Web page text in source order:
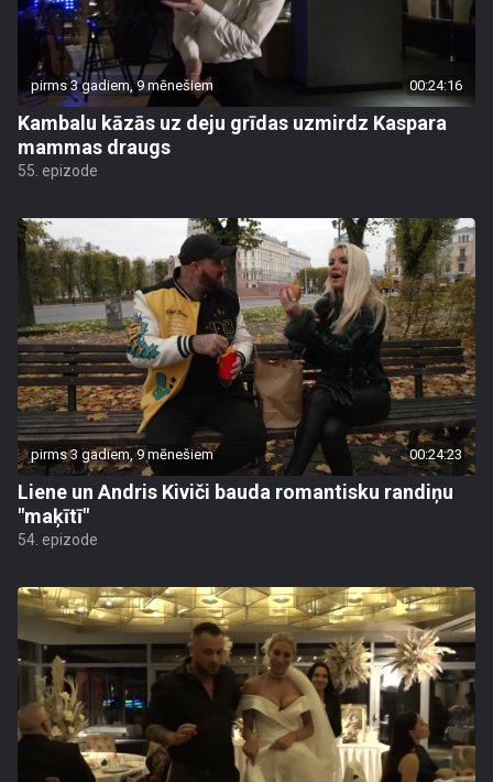
pirms 3 gadiem, 9 mēnešiem 00:24:16
Kambalu kāzās uz deju grīdas uzmirdz Kaspara
mammas draugs
55. epizode
pirms 3 gadiem, 9 mēnešiem 00:24:23
Liene un Andris Kiviči bauda romantisku randiņu
"maķītī"
54. epizode